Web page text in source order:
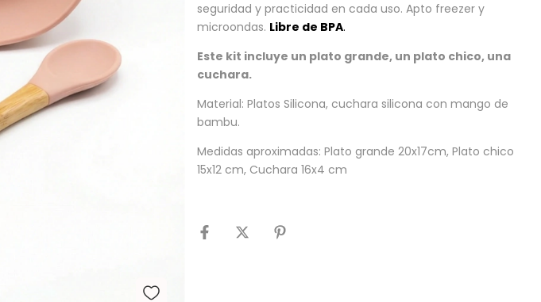
seguridad y practicidad en cada uso. Apto freezer y
microondas. Libre de BPA.
Este kit incluye un plato grande, un plato chico, una
cuchara.
Material: Platos Silicona, cuchara silicona con mango de
bambu.
Medidas aproximadas: Plato grande 20x17cm, Plato chico
15x12 cm, Cuchara 16x4 cm